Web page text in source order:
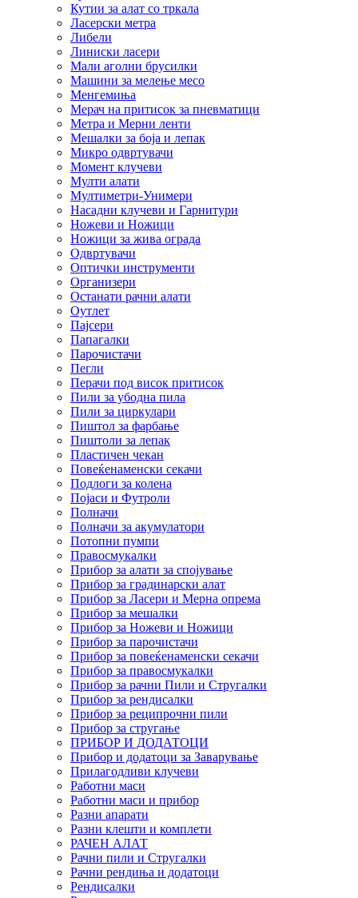
Кутии за алат со тркала
Ласерски метра
Либели
Линиски ласери
Мали аголни брусилки
Машини за мелење месо
Менгемиња
Мерач на притисок за пневматици
Метра и Мерни ленти
Мешалки за боја и лепак
Микро одвртувачи
Момент клучеви
Мулти алати
Мултиметри-Унимери
Насадни клучеви и Гарнитури
Ножеви и Ножици
Ножици за жива ограда
Одвртувачи
Оптички инструменти
Организери
Останати рачни алати
Оутлет
Пајсери
Папагалки
Парочистачи
Пегли
Перачи под висок притисок
Пили за убодна пила
Пили за циркулари
Пиштол за фарбање
Пиштоли за лепак
Пластичен чекан
Повеќенаменски секачи
Подлоги за колена
Појаси и Футроли
Полначи
Полначи за акумулатори
Потопни пумпи
Правосмукалки
Прибор за алати за спојување
Прибор за градинарски алат
Прибор за Ласери и Мерна опрема
Прибор за мешалки
Прибор за Ножеви и Ножици
Прибор за парочистачи
Прибор за повеќенаменски секачи
Прибор за правосмукалки
Прибор за рачни Пили и Стругалки
Прибор за рендисалки
Прибор за реципрочни пили
Прибор за стругање
ПРИБОР И ДОДАТОЦИ
Прибор и додатоци за Заварување
Прилагодливи клучеви
Работни маси
Работни маси и прибор
Разни апарати
Разни клешти и комплети
РАЧЕН АЛАТ
Рачни пили и Стругалки
Рачни рендиња и додатоци
Рендисалки